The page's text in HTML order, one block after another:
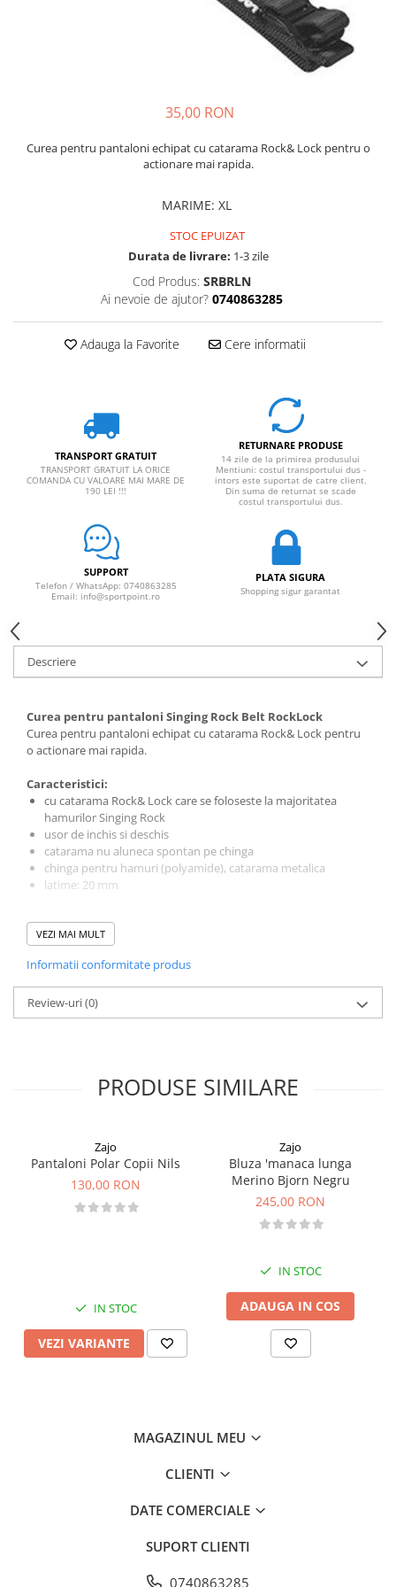
Lopeti de zapada / avalansa
Jachete copii
Imbracaminte de corp
35,00 RON
Curea pentru pantaloni echipat cu catarama Rock& Lock pentru o
actionare mai rapida.
MARIME: XL
STOC EPUIZAT
Durata de livrare: 1-3 zile
Cod Produs: SRBRLN
Ai nevoie de ajutor? 0740863285
Adauga la Favorite Cere informatii
TRANSPORT GRATUIT
TRANSPORT GRATUIT LA ORICE
COMANDA CU VALOARE MAI MARE DE
190 LEI !!!
RETURNARE PRODUSE
14 zile de la primirea produsului
Mentiuni: costul transportului dus -
intors este suportat de catre client.
Din suma de returnat se scade
costul transportului dus.
SUPPORT
Telefon / WhatsApp: 0740863285
Email: info@sportpoint.ro
PLATA SIGURA
Shopping sigur garantat
Descriere
Curea pentru pantaloni Singing Rock Belt RockLock
Curea pentru pantaloni echipat cu catarama Rock& Lock pentru
o actionare mai rapida.
Caracteristici:
cu catarama Rock& Lockcare se foloseste la majoritatea
hamurilor Singing Rock
usor de inchis si deschis
catarama nu aluneca spontan pe chinga
chinga pentru hamuri (polyamide), catarama metalica
latime: 20 mm
ATTENTIE!Cureaua
foloseste la alpinism sau alte activitati la inaltime!
VEZI MAI MULT
Informatii conformitate produs
Review-uri(0)
PRODUSE SIMILARE
Zajo
Pantaloni Polar Copii Nils
130,00 RON
IN STOC
VEZI VARIANTE
Zajo
Bluza 'manaca lunga
Merino Bjorn Negru
245,00 RON
IN STOC
ADAUGA IN COS
MAGAZINUL MEU
CLIENTI
DATE COMERCIALE
SUPORT CLIENTI
0740863285